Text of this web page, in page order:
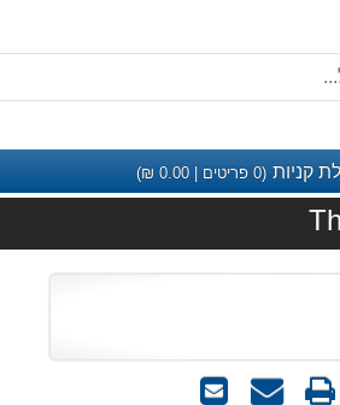
קניות (
0 פריטים |0.00
₪)
שלח
שאל